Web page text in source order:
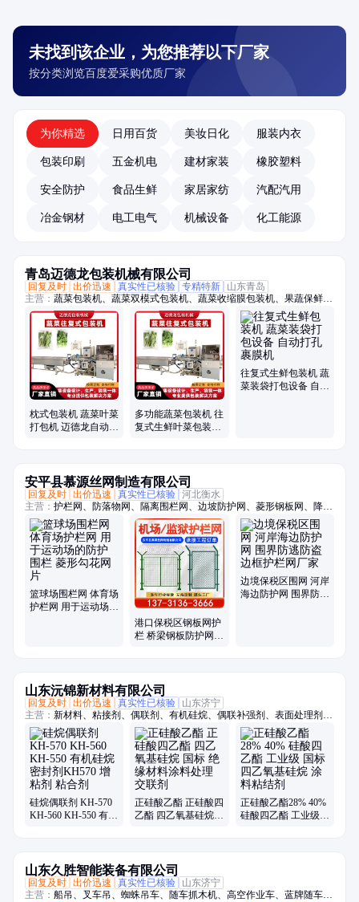
未找到该企业，为您推荐以下厂家
按分类浏览百度爱采购优质厂家
为你精选 日用百货 美妆日化 服装内衣
包装印刷 五金机电 建材家装 橡胶塑料
安全防护 食品生鲜 家居家纺 汽配汽用
冶金钢材 电工电气 机械设备 化工能源
青岛迈德龙包装机械有限公司
回复及时 出价迅速 真实性已核验 专精特新
山东青岛
主营： 蔬菜包装机、蔬菜双模式包装机、蔬菜收缩膜包装机、果蔬保鲜膜
包装机、托盒果蔬包装机、生鲜包装机、保鲜包装机、蔬菜高速包装机、
称重贴标机、冬瓜定量切片机
枕式包装机 蔬菜叶菜
打包机 迈德龙自动生
多功能蔬菜包装机 往
复式生鲜叶菜包装设
往复式生鲜包装机 蔬
菜装袋打包设备 自动
安平县慕源丝网制造有限公司
回复及时 出价迅速 真实性已核验 河北衡水
主营： 护栏网、防落物网、隔离围栏网、边坡防护网、菱形钢板网、降噪
隔音墙、户外吸音板、桥梁防护网、防落物围栏网、篮球场围栏网、柔性
钢丝绳网、斜坡防落石网、光伏电站围栏、高架桥梁隔音屏、保税区围界
篮球场围栏网 体育场
护栏网 用于运动场的
港口保税区钢板网护
栏 桥梁钢板防护网围
边境保税区围网 河岸
海边防护网 围界防逃
山东沅锦新材料有限公司
回复及时 出价迅速 真实性已核验
山东济宁
主营： 新材料、粘接剂、偶联剂、有机硅烷、偶联补强剂、表面处理剂、
橡胶硅质填料
硅烷偶联剂 KH-570
KH-560 KH-550 有机
正硅酸乙酯 正硅酸四
乙酯 四乙氧基硅烷
正硅酸乙酯28% 40%
硅酸四乙酯 工业级
山东久胜智能装备有限公司
回复及时 出价迅速 真实性已核验
山东济宁
主营： 船吊、叉车吊、蜘蛛吊车、随车抓木机、高空作业车、蓝牌随车